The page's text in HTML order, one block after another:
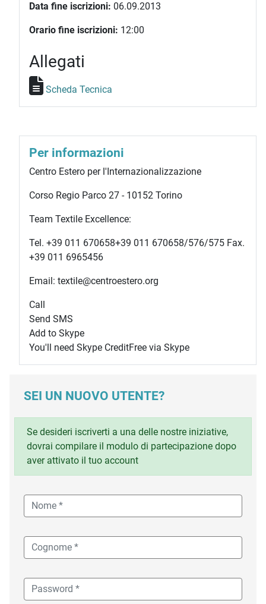
Data fine iscrizioni: 06.09.2013
Orario fine iscrizioni: 12:00
Allegati
Scheda Tecnica
Per informazioni
Centro Estero per l'Internazionalizzazione
Corso Regio Parco 27 - 10152 Torino
Team Textile Excellence:
Tel. +39 011 670658+39 011 670658/576/575 Fax.
+39 011 6965456
Email: textile@centroestero.org
Call
Send SMS
Add to Skype
You'll need Skype CreditFree via Skype
SEI UN NUOVO UTENTE?
Se desideri iscriverti a una delle nostre iniziative,
dovrai compilare il modulo di partecipazione dopo
aver attivato il tuo account